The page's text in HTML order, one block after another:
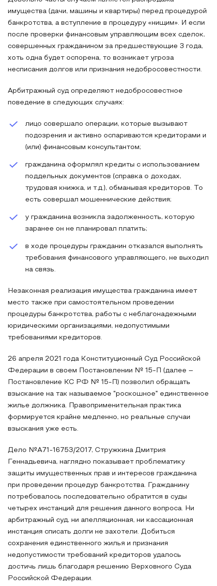
имущества (дачи, машины и квартиры) перед процедурой
банкротства, а вступление в процедуру «нищим». И если
после проверки финансовым управляющим всех сделок,
совершенных гражданином за предшествующие 3 года,
хоть одна будет оспорена, то возникает угроза
несписания долгов или признания недобросовестности.
Арбитражный суд определяют недобросовестное
поведение в следующих случаях:
лицо совершало операции, которые вызывают
подозрения и активно оспариваются кредиторами и
(или) финансовым консультантом;
гражданина оформлял кредиты с использованием
поддельных документов (справка о доходах,
трудовая книжка, и т.д.), обманывая кредиторов. То
есть совершал мошеннические действия;
у гражданина возникла задолженность, которую
заранее он не планировал платить;
в ходе процедуры гражданин отказался выполнять
требования финансового управляющего, не выходил
на связь.
Незаконная реализация имущества гражданина имеет
место также при самостоятельном проведении
процедуры банкротства, работы с неблагонадежными
юридическими организациями, недопустимыми
требованиями кредиторов.
26 апреля 2021 года Конституционный Суд Российской
Федерации в своем Постановлении № 15-П (далее –
Постановление КС РФ № 15-П) позволил обращать
взыскание на так называемое "роскошное" единственное
жилье должника. Правоприменительная практика
формируется крайне медленно, но реальные случаи
взыскания уже есть.
Дело №А71-16753/2017, Стружкина Дмитрия
Геннадьевича, наглядно показывает проблематику
защиты имущественных прав и интересов гражданина
при проведении процедур банкротства. Гражданину
потребовалось последовательно обратится в суды
четырех инстанций для решения данного вопроса. Ни
арбитражный суд, ни апелляционная, ни кассационная
инстанция списать долги не захотели. Добиться
сохранения единственного жилья и признания
недопустимости требований кредиторов удалось
достичь лишь благодаря решению Верховного Суда
Российской Федерации.